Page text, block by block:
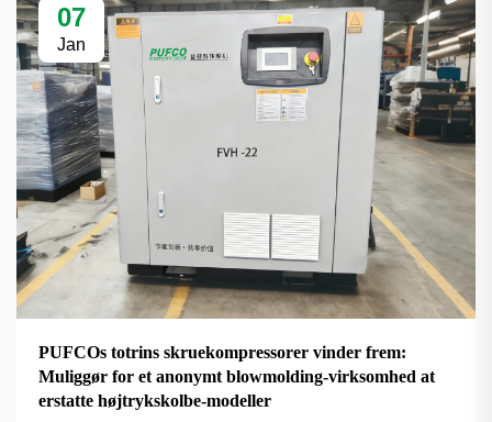
07
Jan
PUFCOs totrins skruekompressorer vinder frem:
Muliggør for et anonymt blowmolding-virksomhed at
erstatte højtrykskolbe-modeller